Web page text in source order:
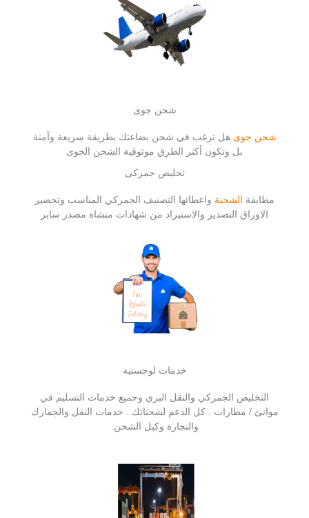
شحن جوى
شحن جوى هل ترغب في شحن بضاعتك بطريقة سريعة وآمنة
بل وتكون أكثر الطرق موثوقية الشحن الجوى
تخليص جمركى
مطابقة الشحنة واعطائها التصنيف الجمركي المناسب وتحضير
الاوراق التصدير والاستيراد من شهادات منشاة مصدر سابر
خدمات لوجستية
التخليص الجمركي والنقل البري وجميع خدمات التسليم في
موانئ / مطارات . كل الدعم لشحناتك . خدمات النقل والجمارك
والتجارة وكيل الشحن.